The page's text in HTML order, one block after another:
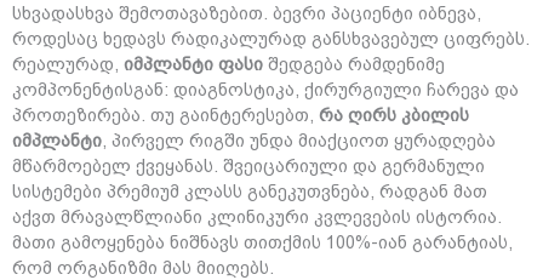
სხვადასხვა შემოთავაზებით. ბევრი პაციენტი იბნევა,
როდესაც ხედავს რადიკალურად განსხვავებულ ციფრებს.
რეალურად, იმპლანტი ფასი შედგება რამდენიმე
კომპონენტისგან: დიაგნოსტიკა, ქირურგიული ჩარევა და
პროთეზირება. თუ გაინტერესებთ, რა ღირს კბილის
იმპლანტი, პირველ რიგში უნდა მიაქციოთ ყურადღება
მწარმოებელ ქვეყანას. შვეიცარიული და გერმანული
სისტემები პრემიუმ კლასს განეკუთვნება, რადგან მათ
აქვთ მრავალწლიანი კლინიკური კვლევების ისტორია.
მათი გამოყენება ნიშნავს თითქმის 100%-იან გარანტიას,
რომ ორგანიზმი მას მიიღებს.